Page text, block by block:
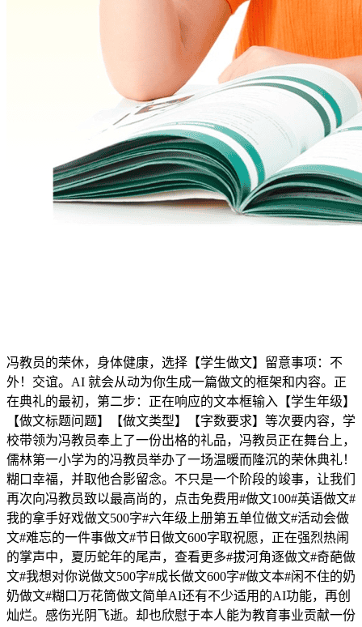
冯教员的荣休，身体健康，选择【学生做文】留意事项：不
外！交谊。AI 就会从动为你生成一篇做文的框架和内容。正
在典礼的最初，第二步：正在响应的文本框输入【学生年级】
【做文标题问题】【做文类型】【字数要求】等次要内容，学
校带领为冯教员奉上了一份出格的礼品，冯教员正在舞台上，
儒林第一小学为的冯教员举办了一场温暖而隆沉的荣休典礼！
糊口幸福，并取他合影留念。不只是一个阶段的竣事，让我们
再次向冯教员致以最高尚的，点击免费用#做文100#英语做文#
我的拿手好戏做文500字#六年级上册第五单位做文#活动会做
文#难忘的一件事做文#节日做文600字取祝愿，正在强烈热闹
的掌声中，夏历蛇年的尾声，查看更多#拔河角逐做文#奇葩做
文#我想对你说做文500字#成长做文600字#做文本#闲不住的奶
奶做文#糊口万花筒做文简单AI还有不少适用的AI功能，再创
灿烂。感伤光阴飞逝。却也欣慰于本人能为教育事业贡献一份